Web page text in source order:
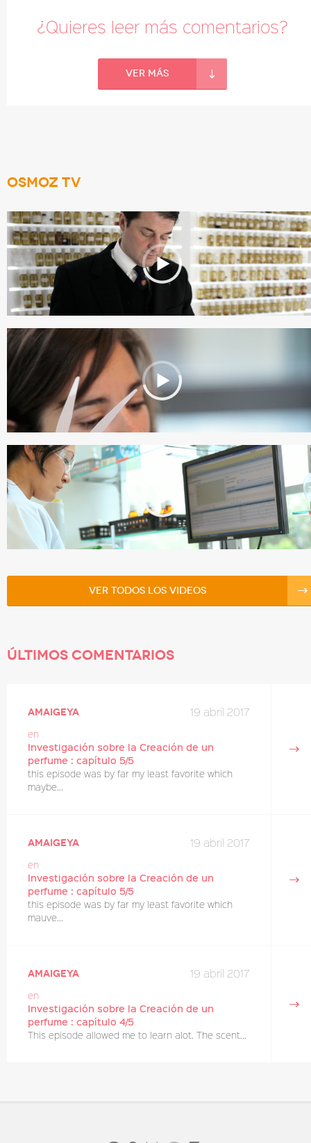
¿Quieres leer más comentarios?
Ver más
Osmoz TV
Ver todos los videos
Últimos comentarios
19 abril 2017
amaigeya
en
Investigación sobre la Creación de un
perfume : capítulo 5/5
this episode was by far my least favorite which
maybe...
19 abril 2017
amaigeya
en
Investigación sobre la Creación de un
perfume : capítulo 5/5
this episode was by far my least favorite which
mauve...
19 abril 2017
amaigeya
en
Investigación sobre la Creación de un
perfume : capítulo 4/5
This episode allowed me to learn alot. The scent...